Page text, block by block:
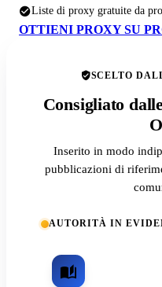
Liste di proxy gratuite da
OTTIENI PROXY SU
SCELTO
Consigliato
Inserito in modo
pubblicazioni di
AUTORITÀ IN